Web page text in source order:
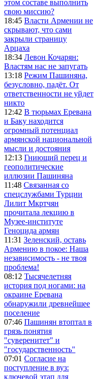
этом составе выполнить
свою миссию?
18:45 Власти Армении не
скрывают, что сами
закрыли страницу
Арцаха
18:34 Левон Кочарян:
Властям нас не запугать
13:18 Режим Пашиняна,
безусловно, падёт. От
ответственности не уйдет
никто
12:42 В тюрьмах Еревана
и Баку находится
огромный потенциал
армянской национальной
мысли и достояния
12:13 Гниющий перец и
геополитические
иллюзии Пашиняна
11:48 Связанная со
спецслужбами Турции
Лилит Мкртчян
прочитала лекцию в
Музее-институте
Геноцида армян
11:31 Зеленский, оставь
Армению в покое: Наша
независимость - не твоя
проблема!
08:12 Тысячелетняя
история под ногами: на
окраине Еревана
обнаружили древнейшее
поселение
07:46 Пашинян втоптал в
грязь понятия
"суверенитет" и
"государственность"
07:01 Согласие на
поступление в вуз:
ключевой этап для